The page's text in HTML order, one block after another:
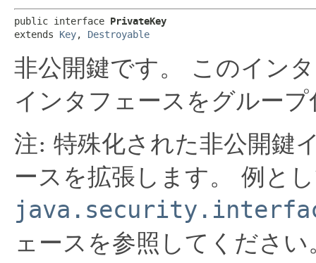
public interface PrivateKey
extends Key, Destroyable
非公開鍵です。
このイン
インタフェースをグルー
注: 特殊化された非公開鍵
ースを拡張します。
例と
ェースを参照してください